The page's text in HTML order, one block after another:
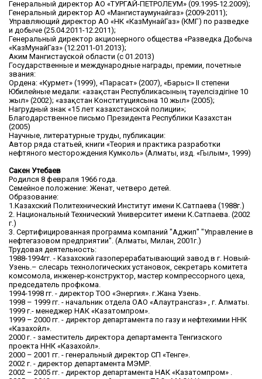
Генеральный директор АО «ТУРГАЙ-ПЕТРОЛЕУМ» (09.1995-12.2009);
Генеральный директор АО «Мангистаумунайгаз» (2009-2011);
Управляющий директор АО «НК «КазМунайГаз» (КМГ) по разведке
и добыче (25.04.2011-12.2011);
Генеральный директор акционерного общества «Разведка Добыча
«КазМунайГаз» (12.2011-01.2013);
Аким Мангистауской области (с 01.2013)
Государственные и международные награды, премии, почетные
звания:
Ордена: «Курмет» (1999), «Парасат» (2007), «Барыс» ІІ степени
Юбилейные медали: «Қазақстан Республикасының тәуелсіздігіне 10
жыл» (2002); «Қазақстан Конституциясына 10 жыл» (2005);
Нагрудный знак «15 лет казахстанской полиции»;
Благодарственное письмо Президента Республики Казахстан
(2005)
Научные, литературные труды, публикации:
Автор ряда статьей, книги «Теория и практика разработки
нефтяного месторождения Кумколь» (Алматы, изд. «Гылым», 1999)
Сакен Утебаев
Родился 8 февраля 1966 года.
Семейное положение: Женат, четверо детей.
Образование:
1.Казахский Политехнический Институт имени К.Сатпаева (1988г.)
2. Национальный Технический Университет имени К.Сатпаева. (2002
г.)
3. Сертифицированная программа компаний "Аджип" "Управление в
нефтегазовом предприятии". (Алматы, Милан, 2001г.)
Трудовая деятельность:
1988-1994гг. - Казахский газоперерабатывающий завод в г. Новый-
Узень.– слесарь технологических установок, секретарь комитета
комсомола, инженер-конструктор, мастер компрессорного цеха,
председатель профкома.
1994-1998 гг. - директор ТОО «Энергия». г.Жана Узень.
1998 – 1999 гг. - начальник отдела ОАО «Алаутрансгаз» , г. Алматы.
1999 г.- менеджер НАК «Казатомпром».
1999 – 2000 гг. - директор департамента по газу и нефтехимии ННК
«Казахойл».
2000 г. - заместитель директора департамента Тенгизского
проекта ННК «Казахойл».
2000 – 2001 гг. - генеральный директор СП «Тенге».
2002 г. - директор департамента МЭМР.
2002 – 2005 гг. - директор департамента НАК «Казатомпром» .